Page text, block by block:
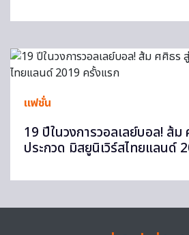
แฟชั่น
19 ปีในวงการวอลเลย์บอล! ส้ม
ประกวด มิสยูนิเวิร์สไทยแลนด์